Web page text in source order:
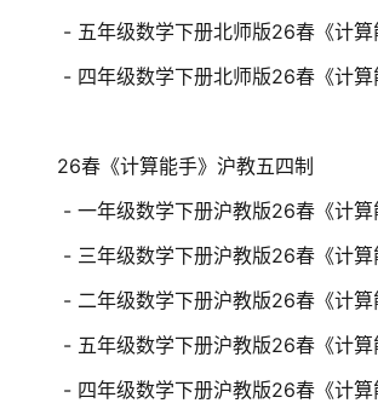
- 五年级数学下册北师版26春《计
- 四年级数学下册北师版26春《计
26春《计算能手》沪教五四制
- 一年级数学下册沪教版26春《计
- 三年级数学下册沪教版26春《计
- 二年级数学下册沪教版26春《计
- 五年级数学下册沪教版26春《计
- 四年级数学下册沪教版26春《计